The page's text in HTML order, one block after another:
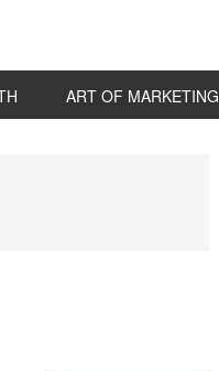
ART OF MARKETING